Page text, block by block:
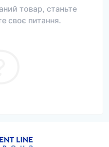
товар, станьте
своє питання.